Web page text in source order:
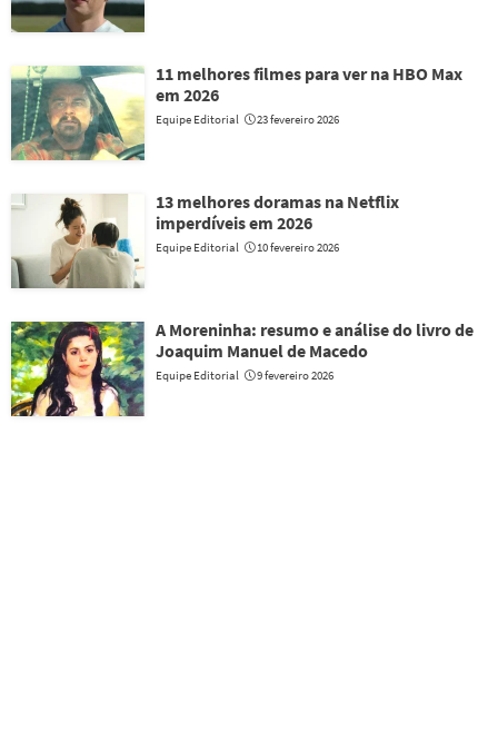
11 melhores filmes para ver na HBO Max
em 2026
Equipe Editorial 23 fevereiro 2026
13 melhores doramas na Netflix
imperdíveis em 2026
Equipe Editorial 10 fevereiro 2026
A Moreninha: resumo e análise do livro de
Joaquim Manuel de Macedo
Equipe Editorial 9 fevereiro 2026